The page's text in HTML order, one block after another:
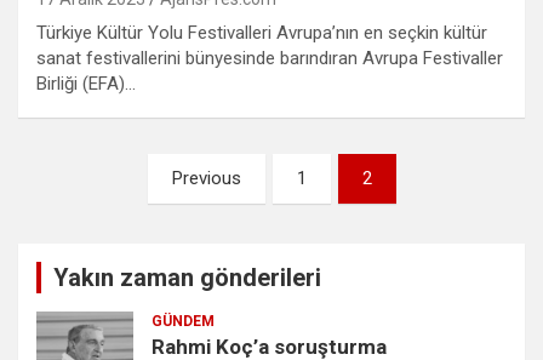
Türkiye Kültür Yolu Festivalleri Avrupa’nın en seçkin kültür
sanat festivallerini bünyesinde barındıran Avrupa Festivaller
Birliği (EFA)…
sayfalaması
Previous 1 2
Yakın zaman gönderileri
GÜNDEM
Rahmi Koç’a soruşturma